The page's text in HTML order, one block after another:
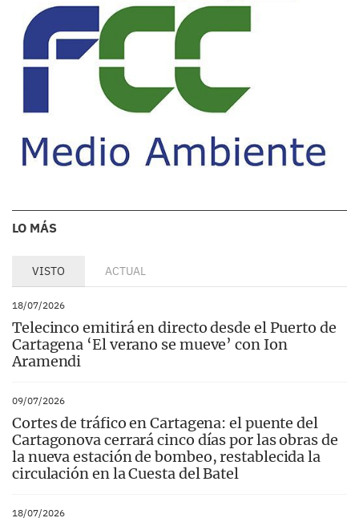
LO MÁS
VISTO ACTUAL
18/07/2026
Telecinco emitirá en directo desde el Puerto de
Cartagena ‘El verano se mueve’ con Ion
Aramendi
09/07/2026
Cortes de tráfico en Cartagena: el puente del
Cartagonova cerrará cinco días por las obras de
la nueva estación de bombeo, restablecida la
circulación en la Cuesta del Batel
18/07/2026